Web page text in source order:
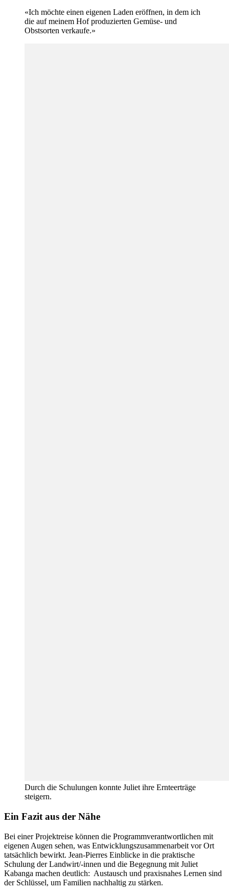
«Ich möchte einen eigenen Laden eröffnen, in dem ich
die auf meinem Hof produzierten Gemüse- und
Obstsorten verkaufe.»
Durch die Schulungen konnte Juliet ihre Ernteerträge
steigern.
Ein Fazit aus der Nähe
Bei einer Projektreise können die Programmverantwortlichen mit
eigenen Augen sehen, was Entwicklungszusammenarbeit vor Ort
tatsächlich bewirkt. Jean-Pierres Einblicke in die praktische
Schulung der Landwirt/-innen und die Begegnung mit Juliet
Kabanga machen deutlich: Austausch und praxisnahes Lernen sind
der Schlüssel, um Familien nachhaltig zu stärken.